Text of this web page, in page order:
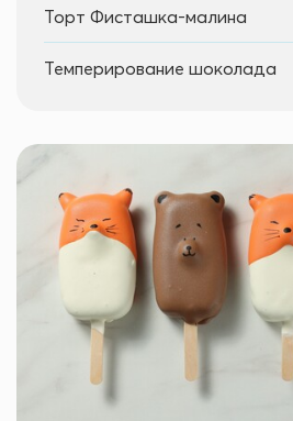
Торт Фисташка-малина
Темперирование шоколада